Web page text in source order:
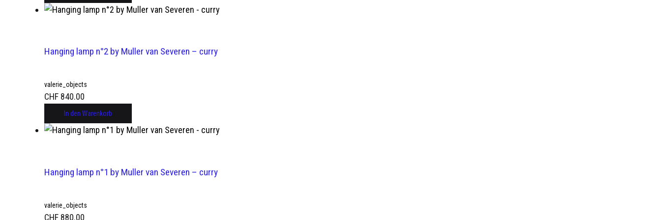
Hanging lamp n°2 by Muller van Severen – curry
valerie_objects
CHF 840.00
In den Warenkorb
Hanging lamp n°1 by Muller van Severen – curry
valerie_objects
CHF 880.00